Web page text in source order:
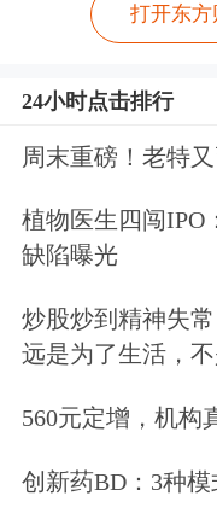
打开东方
24小时点击排行
周末重磅！老特
植物医生四闯IPO
缺陷曝光
炒股炒到精神失
远是为了生活，不
560元定增，机构
创新药BD：3种